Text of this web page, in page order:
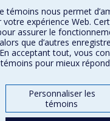
ET DES SCIENCES
et écoles
cours
témoins nous permet
votre expérience Web.
assurer le
que d’autres
acceptant tout, vous
pour mieux
Personnaliser les
témoins